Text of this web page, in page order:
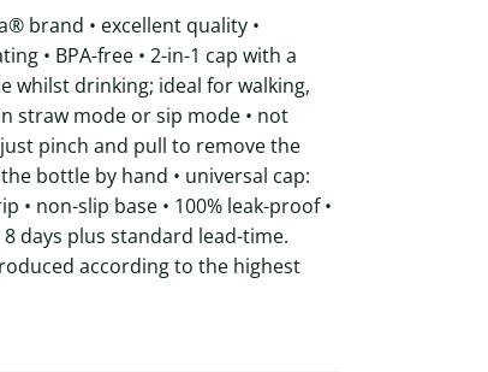
brand • excellent quality •
• BPA-free • 2-in-1 cap with a
whilst drinking; ideal for walking,
straw mode or sip mode • not
pinch and pull to remove the
bottle by hand • universal cap:
non-slip base • 100% leak-proof •
8 days plus standard lead-time.
according to the highest